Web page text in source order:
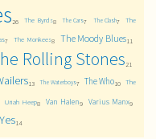
26 The Byrds8 The Cars7 The Clash7 The
7 The Monkees8 The Moody Blues11
Rolling Stones21
13 The Waterboys7 The Who10 The
Uriah Heep8 Van Halen9 Varius Manx9
Yes14